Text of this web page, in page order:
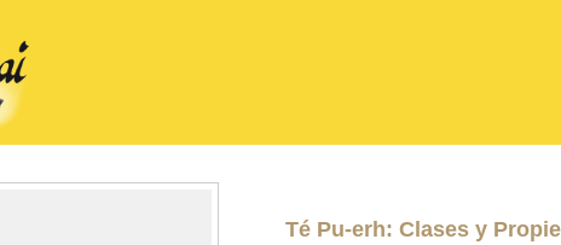
Té Pu-erh: Clases y